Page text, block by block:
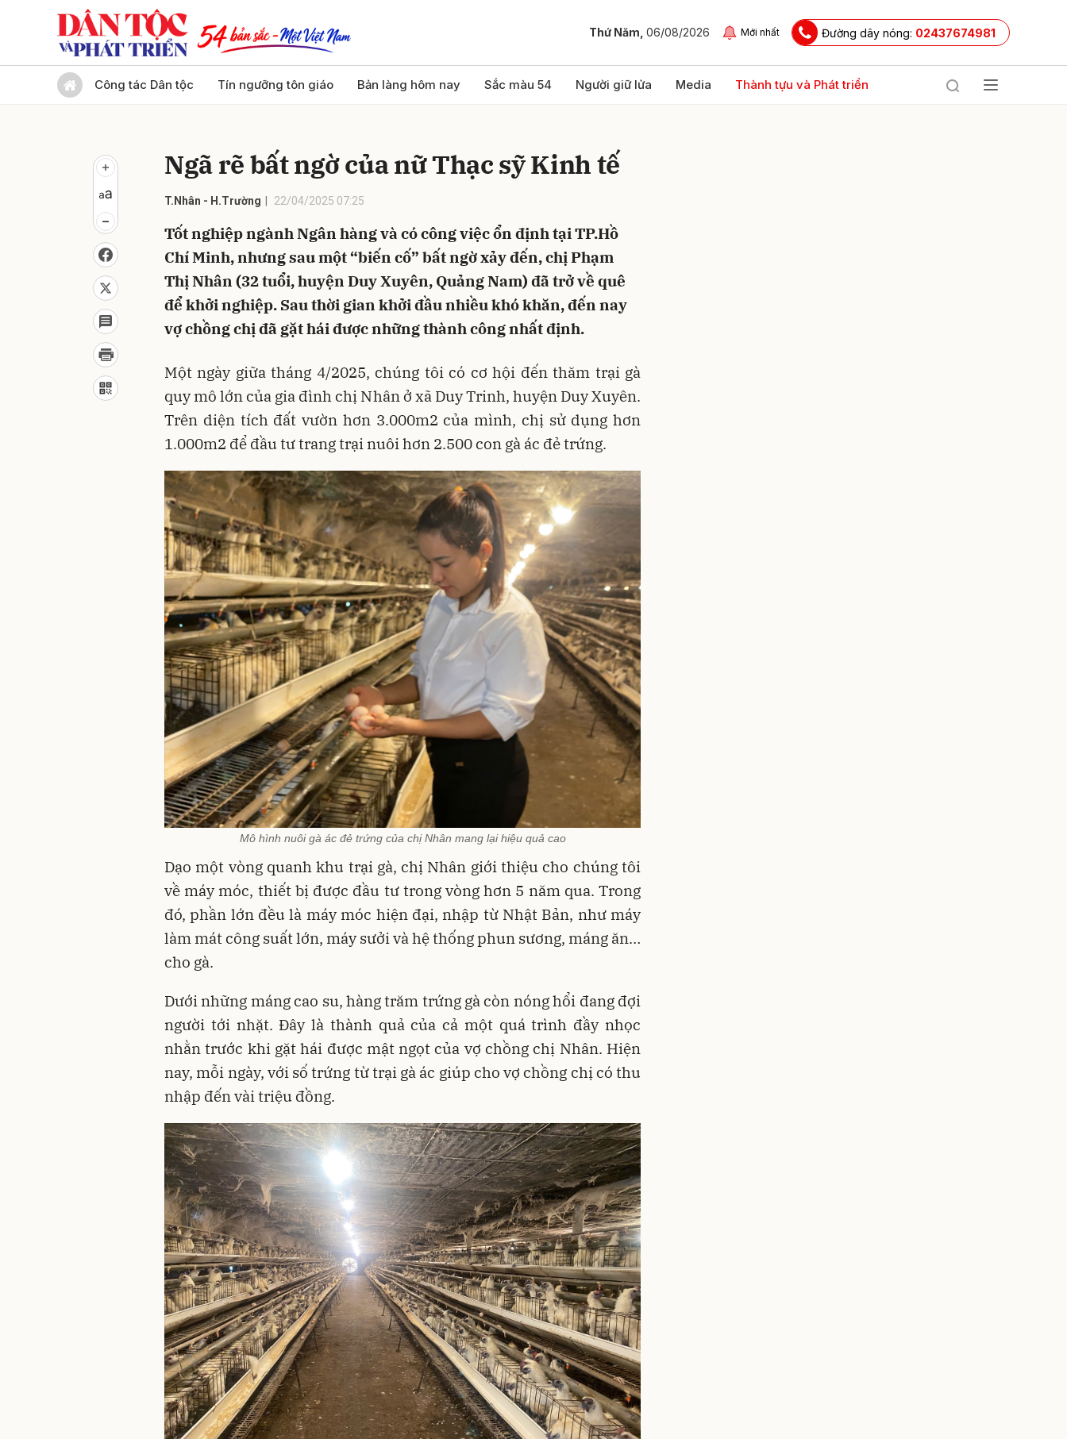
Thứ Năm, 06/08/2026 Mới nhất Đường dây nóng: 02437674981
Công tác Dân tộc Tín ngưỡng tôn giáo Bản làng hôm nay Sắc màu 54 Người giữ lửa Media Thành tựu và Phát triển
Ngã rẽ bất ngờ của nữ Thạc sỹ Kinh tế
T.Nhân - H.Trường 22/04/2025 07:25
Tốt nghiệp ngành Ngân hàng và có công việc ổn định tại TP.Hồ
Chí Minh, nhưng sau một “biến cố” bất ngờ xảy đến, chị Phạm
Thị Nhân (32 tuổi, huyện Duy Xuyên, Quảng Nam) đã trở về quê
để khởi nghiệp. Sau thời gian khởi đầu nhiều khó khăn, đến nay
vợ chồng chị đã gặt hái được những thành công nhất định.
Một ngày giữa tháng 4/2025, chúng tôi có cơ hội đến thăm trại gà
quy mô lớn của gia đình chị Nhân ở xã Duy Trinh, huyện Duy Xuyên.
Trên diện tích đất vườn hơn 3.000m2 của mình, chị sử dụng hơn
1.000m2 để đầu tư trang trại nuôi hơn 2.500 con gà ác đẻ trứng.
Mô hình nuôi gà ác đẻ trứng của chị Nhân mang lại hiệu quả cao
Dạo một vòng quanh khu trại gà, chị Nhân giới thiệu cho chúng tôi
về máy móc, thiết bị được đầu tư trong vòng hơn 5 năm qua. Trong
đó, phần lớn đều là máy móc hiện đại, nhập từ Nhật Bản, như máy
làm mát công suất lớn, máy sưởi và hệ thống phun sương, máng ăn…
cho gà.
Dưới những máng cao su, hàng trăm trứng gà còn nóng hổi đang đợi
người tới nhặt. Đây là thành quả của cả một quá trình đầy nhọc
nhằn trước khi gặt hái được mật ngọt của vợ chồng chị Nhân. Hiện
nay, mỗi ngày, với số trứng từ trại gà ác giúp cho vợ chồng chị có thu
nhập đến vài triệu đồng.
Gửi bình luận